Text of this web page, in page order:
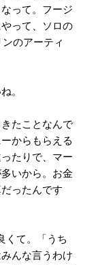
って。フージ
って、ソロの
のアーティ
。
たことなんで
からもらえる
たりで、マー
いから。お金
ったんです
くて。「うち
んな言うわけ